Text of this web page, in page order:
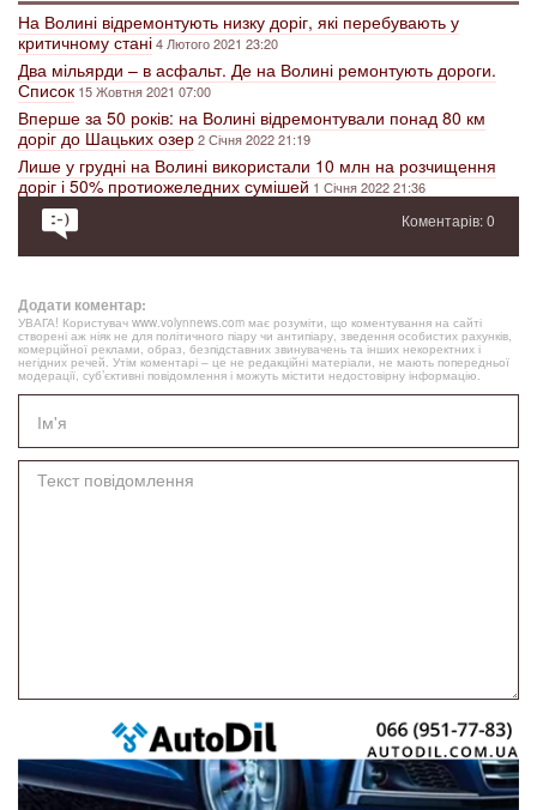
На Волині відремонтують низку доріг, які перебувають у
критичному стані4 Лютого 2021 23:20
Два мільярди – в асфальт. Де на Волині ремонтують дороги.
Список 15 Жовтня 2021 07:00
Вперше за 50 років: на Волині відремонтували понад 80 км
доріг до Шацьких озер2 Січня 2022 21:19
Лише у грудні на Волині використали 10 млн на розчищення
доріг і 50% протиожеледних сумішей 1 Січня 2022 21:36
Коментарів: 0
Додати коментар:
УВАГА! Користувач www.volynnews.com має розуміти, що коментування на сайті
створені аж ніяк не для політичного піару чи антипіару, зведення особистих рахунків,
комерційної реклами, образ, безпідставних звинувачень та інших некоректних і
негідних речей. Утім коментарі – це не редакційні матеріали, не мають попередньої
модерації, суб’єктивні повідомлення і можуть містити недостовірну інформацію.